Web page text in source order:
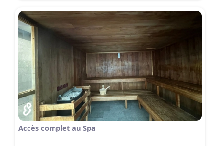
favorise la circulation sanguine, détend les muscles et aide à
éliminer les toxines, tout en offrant un moment de bien-être et
de ressourcement. Réservez dès maintenant votre séance
sauna et plongez dans une heure de sérénité et de détente à
Montpellier.
Accès complet au Spa